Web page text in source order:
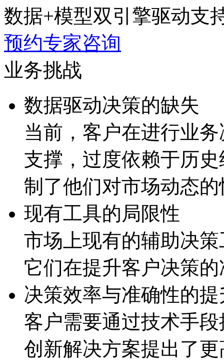
数据+模型双引擎驱动支
预约专家咨询
业务挑战
数据驱动决策的缺失
当前，客户在进行业
支撑，过度依赖于历
制了他们对市场动态
现有工具的局限性
市场上现有的辅助决策
它们在提升客户决策
决策效率与准确性的
客户需要通过技术手段
创新解决方案提出了